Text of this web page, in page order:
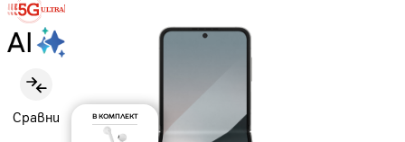
Сравни В КОМПЛЕКТ